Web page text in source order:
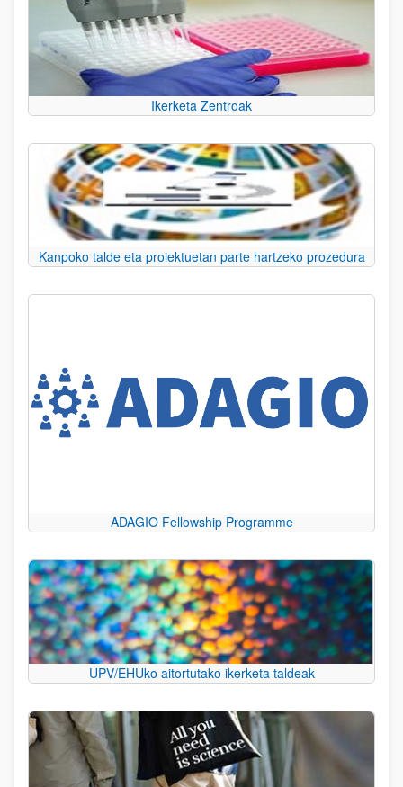
Ikerketa Zentroak
Kanpoko talde eta proiektuetan parte hartzeko prozedura
ADAGIO Fellowship Programme
UPV/EHUko aitortutako ikerketa taldeak